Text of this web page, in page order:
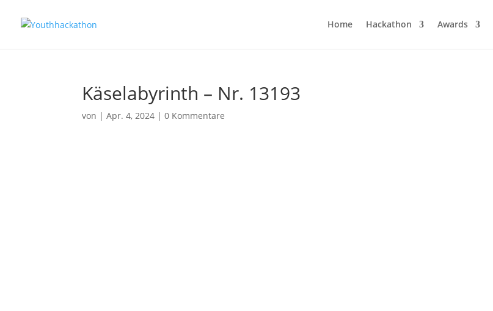
Home Hackathon Awards
Käselabyrinth – Nr. 13193
von |Apr. 4, 2024 |0 Kommentare